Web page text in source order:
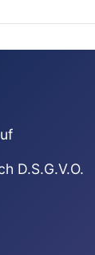
D.S.G.V.O.